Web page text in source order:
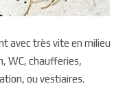
avec très vite en milieu
WC, chaufferies,
ou vestiaires.